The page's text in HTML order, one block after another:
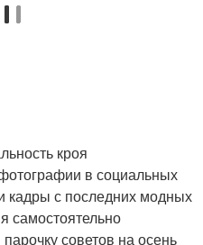
кроя
в социальных
с последних модных
самостоятельно
советов на осень